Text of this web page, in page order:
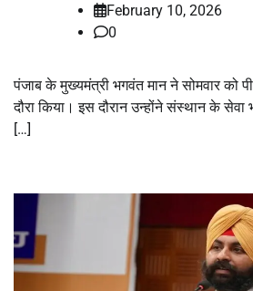
February 10, 2026
0
पंजाब के मुख्यमंत्री भगवंत मान ने सोमवार को
दौरा किया। इस दौरान उन्होंने संस्थान के
[…]